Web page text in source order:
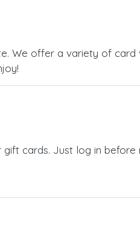
We offer a variety of
cards. Just log in before